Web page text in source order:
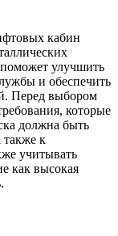
кабин
улучшить
и обеспечить
Перед выбором
которые
должна быть
также к
учитывать
как высокая